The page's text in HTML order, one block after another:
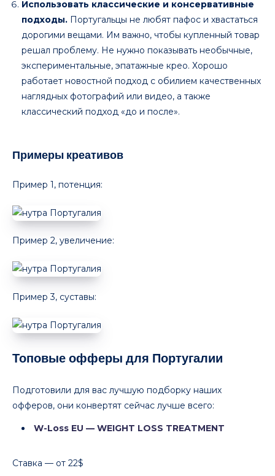
Использовать классические и консервативные
подходы. Португальцы не любят пафос и хвастаться
дорогими вещами. Им важно, чтобы купленный товар
решал проблему. Не нужно показывать необычные,
экспериментальные, эпатажные крео. Хорошо
работает новостной подход с обилием качественных
наглядных фотографий или видео, а также
классический подход «до и после».
Примеры креативов
Пример 1, потенция:
Пример 2, увеличение:
Пример 3, суставы:
Топовые офферы для Португалии
Подготовили для вас лучшую подборку наших
офферов, они конвертят сейчас лучше всего:
W-Loss EU — WEIGHT LOSS TREATMENT
Ставка — от 22$